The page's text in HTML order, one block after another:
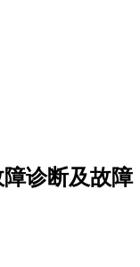
诊断及故障